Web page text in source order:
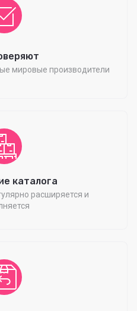
мировые производители
каталога
расширяется и